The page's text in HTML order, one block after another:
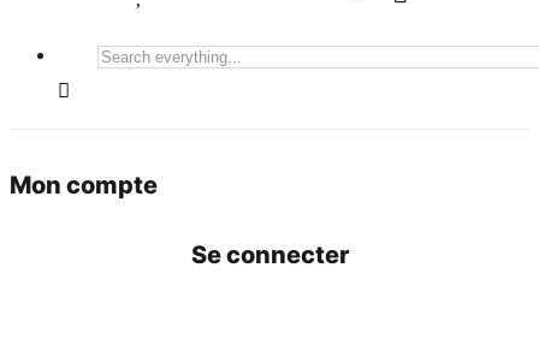
Search
Mon compte
Se connecter